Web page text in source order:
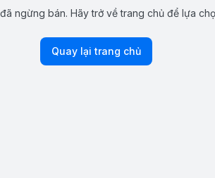
ngừng bán. Hãy trở về trang chủ để lựa
Quay lại trang chủ